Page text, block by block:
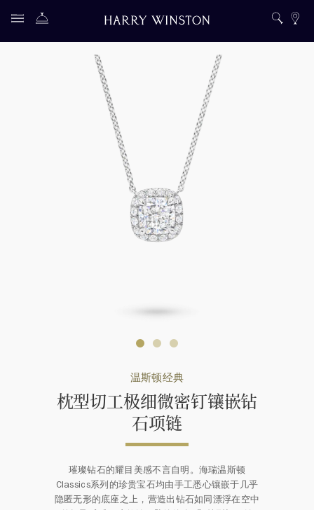
温斯顿经典
枕型切工极细微密钉镶嵌钻
石项⁠链
璀璨钻石的耀目美感不言自明。海瑞温斯顿
Classics系列的珍贵宝石均由手工悉心镶嵌于几乎
隐匿无形的底座之上，营造出钻石如同漂浮在空中